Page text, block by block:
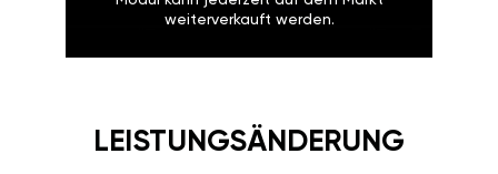
weiterverkauft werden.
LEISTUNGSÄNDERUNG